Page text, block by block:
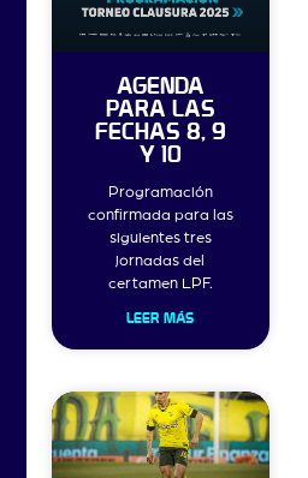
AGENDA
PARA LAS
FECHAS 8, 9
Y 10
Programación
confirmada para las
siguientes tres
jornadas del
certamen LPF.
LEER MÁS